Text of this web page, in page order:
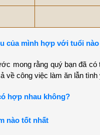
của mình hợp với tuổi
mong rằng quý bạn đã
về công việc làm ăn lẫn
hợp nhau không?
nào tốt nhất